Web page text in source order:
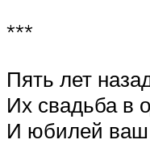
***
Пять лет
Их свадьба в
И юбилей ваш